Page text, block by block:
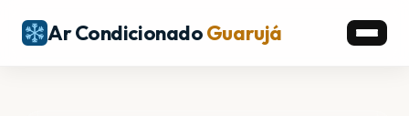
Ar CondicionadoGuarujá